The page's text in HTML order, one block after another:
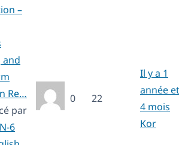
–
Re…
par
6
0 22
Il y a 1
année et
4 mois
Kor